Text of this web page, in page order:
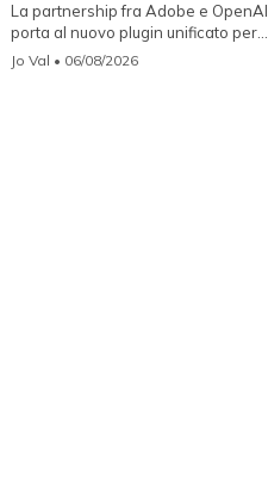
La partnership fra Adobe e OpenAI
porta al nuovo plugin unificato per...
Jo Val • 06/08/2026